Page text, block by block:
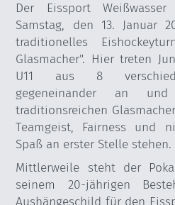
Der Eissport
Samstag, den 13. Januar
traditionelles
Glasmacher". Hier treten
U11 aus 8
gegeneinander an
traditionsreichen
Teamgeist, Fairness und
Spaß an erster Stelle stehen.
Mittlerweile steht der
seinem 20-jährigen
Aushängeschild für den